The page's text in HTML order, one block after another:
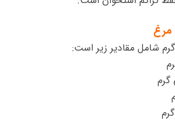
مرغ